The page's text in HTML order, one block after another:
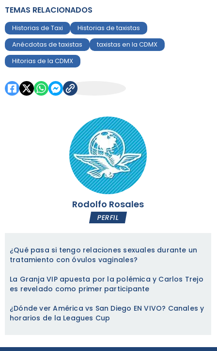
Rodolfo Rosales
PERFIL
¿Qué pasa si tengo relaciones sexuales durante un
tratamiento con óvulos vaginales?
La Granja VIP apuesta por la polémica y Carlos Trejo
es revelado como primer participante
¿Dónde ver América vs San Diego EN VIVO? Canales y
horarios de la Leagues Cup
TEMAS RELACIONADOS
Historias de Taxi
Historias de taxistas
Anécdotas de taxistas
taxistas en la CDMX
Hitorias de la CDMX